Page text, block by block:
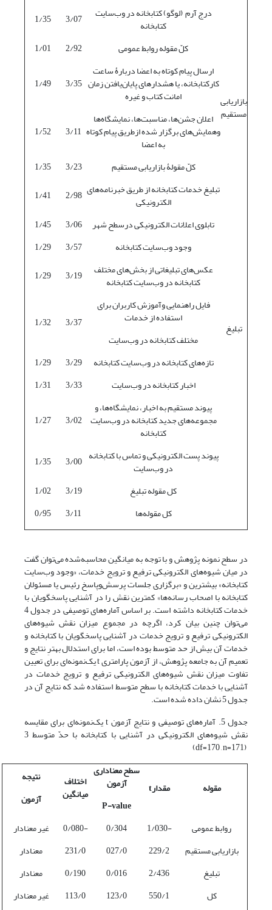
درج آرم (لوگو) کتابخانه در وب‌سایت
کتابخانه 3/07
1/35
کلّ مقوله روابط عمومی
2/92
1/01
بازاریابی
مستقیم
ارسال پیام کوتاه به اعضا دربارۀ ساعت
کارکتابخانه، یا هشدارهای پایان‌‌یافتن زمان
امانت کتاب و غیره
3/35
1/49
اعلان جشن‌ها، مناسبت‌ها، نمایشگاه‌ها
وهمایش‌های برگزار شده ازطریق پیام کوتاه
به اعضا
3/11
1/52
کلّ مقولۀ بازاریابی مستقیم 3/23
1/35
تبلیغ
تبلیغ خدمات کتابخانه از طریق خبرنامه‌های
الکترونیکی 2/98
1/41
تابلوی اعلانات الکترونیکی درسطح شهر
3/06
1/45
وجود وب‌سایت کتابخانه
3/57
1/29
عکس‌های تبلیغاتی از بخش‌های مختلف
کتابخانه در وب‌سایت کتابخانه 3/19
1/29
فایل راهنمایی وآموزش کاربران برای
استفاده از خدمات
مختلف کتابخانه در وب‌سایت
3/37
1/32
تازه‌های کتابخانه در وب‌سایت کتابخانه 3/29
1/29
اخبار کتابخانه در وب‌سایت
3/33
1/31
پیوند مستقیم به اخبار، نمایشگاه‌ها، و
مجموعه‌های جدید کتابخانه در وب‌سایت
کتابخانه
3/02
1/27
پیوند پست الکترونیکی و تماس با کتابخانه
در وب‌سایت 3/00
1/35
کل مقوله تبلیغ
3/19
1/02
کل مقوله‌ها
3/11
0/95
در سطح نمونه پژوهش و با توجه به میانگین محاسبه‌شده می‌توان گفت
در میان شیوه‌های الکترونیکی ترفیع و ترویج خدمات، «وجود وب‌سایت
کتابخانه» بیشترین و «برگزاری جلسات پرسش‌وپاسخ رئیس یا مسئولان
کتابخانه با اصحاب رسانه‌ها» کمترین نقش را در آشنایی پاسخگویان با
خدمات کتابخانه داشته است. بر اساس آماره‌های توصیفی در جدول 4
می‌توان چنین بیان کرد، اگرچه در مجموع میزان نقش شیوه‌های
الکترونیکی ترفیع و ترویج خدمات در آشنایی پاسخگویان با کتابخانه و
خدمات آن بیش از حد متوسط بوده است، اما برای استدلال بهترِ نتایج و
تعمیم آن به جامعه پژوهش، از آزمون پارامتری t یک‌نمونه‌ای برای تعیین
تفاوت میزان نقش شیوه‌های الکترونیکی ترفیع و ترویج خدمات در
آشنایی با خدمات کتابخانه با سطح متوسط استفاده شد که نتایج آن در
جدول 5 نشان داده شده است.
جدول 5. آماره‌های توصیفی و نتایج آزمون t یک‌نمونه‌ای برای مقایسه
نقش شیوه‌های الکترونیکی در آشنایی با کتابخانه با حدّ متوسط 3
(df=170 , n=171)
مقوله مقدارt
سطح معناداری
آزمون
P-value
اختلاف
میانگین
نتیجه
آزمون
روابط عمومی
-1/030
0/304
-0/080
غیر معنادار
بازاریابی مستقیم
229/2
027/0
231/0
معنادار
تبلیغ
2/436
0/016
0/190
معنادار
کل
550/1
123/0
113/0
غیر معنادار